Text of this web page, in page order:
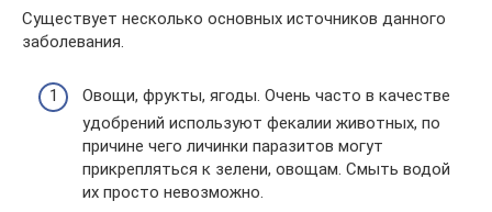
Существует несколько основных источников данного
заболевания.
Овощи, фрукты, ягоды. Очень часто в качестве
удобрений используют фекалии животных, по
причине чего личинки паразитов могут
прикрепляться к зелени, овощам. Смыть водой
их просто невозможно.